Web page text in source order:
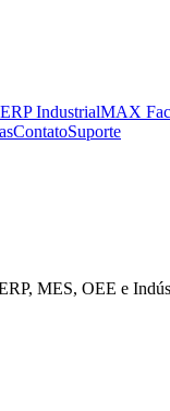
IndustrialMAX
ContatoSuporte
MES, OEE e